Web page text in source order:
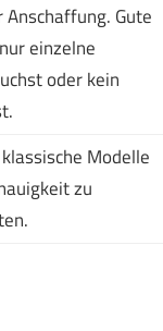
Gute
einzelne
oder kein
Modelle
zu